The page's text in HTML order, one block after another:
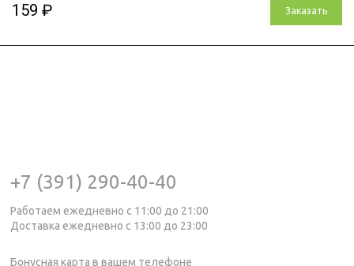
159 ₽ Заказать
+7 (391) 290-40-40
Работаем ежедневно с 11:00 до 21:00
Доставка ежедневно с 13:00 до 23:00
Бонусная карта в вашем телефоне